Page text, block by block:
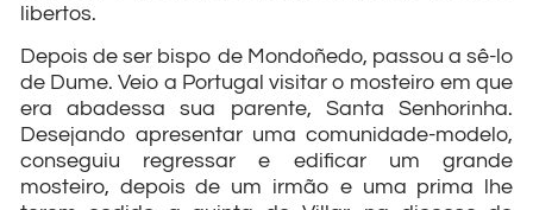
libertos.
Depois de ser bispo de Mondoñedo, passou a sê-lo
de Dume. Veio a Portugal visitar o mosteiro em que
era abadessa sua parente, Santa Senhorinha.
Desejando apresentar uma comunidade-modelo,
conseguiu regressar e edificar um grande
mosteiro, depois de um irmão e uma prima lhe